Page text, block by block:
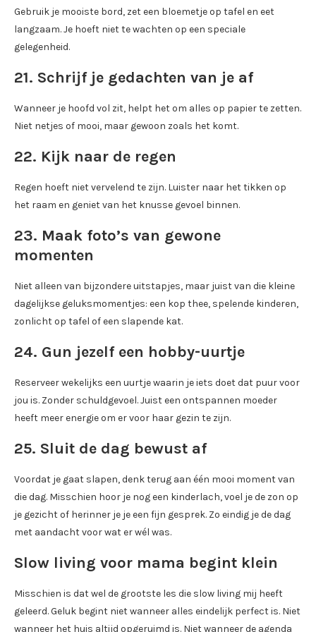
Gebruik je mooiste bord, zet een bloemetje op tafel en eet
langzaam. Je hoeft niet te wachten op een speciale
gelegenheid.
21. Schrijf je gedachten van je af
Wanneer je hoofd vol zit, helpt het om alles op papier te zetten.
Niet netjes of mooi, maar gewoon zoals het komt.
22. Kijk naar de regen
Regen hoeft niet vervelend te zijn. Luister naar het tikken op
het raam en geniet van het knusse gevoel binnen.
23. Maak foto’s van gewone
momenten
Niet alleen van bijzondere uitstapjes, maar juist van die kleine
dagelijkse geluksmomentjes: een kop thee, spelende kinderen,
zonlicht op tafel of een slapende kat.
24. Gun jezelf een hobby-uurtje
Reserveer wekelijks een uurtje waarin je iets doet dat puur voor
jou is. Zonder schuldgevoel. Juist een ontspannen moeder
heeft meer energie om er voor haar gezin te zijn.
25. Sluit de dag bewust af
Voordat je gaat slapen, denk terug aan één mooi moment van
die dag. Misschien hoor je nog een kinderlach, voel je de zon op
je gezicht of herinner je je een fijn gesprek. Zo eindig je de dag
met aandacht voor wat er wél was.
Slow living voor mama begint klein
Misschien is dat wel de grootste les die slow living mij heeft
geleerd. Geluk begint niet wanneer alles eindelijk perfect is. Niet
wanneer het huis altijd opgeruimd is. Niet wanneer de agenda